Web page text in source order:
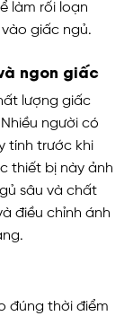
làm rối loạn
giấc ngủ.
ngon giấc
lượng giấc
người có
tính trước khi
thiết bị này ảnh
sâu và chất
điều chỉnh ánh
đúng thời điểm